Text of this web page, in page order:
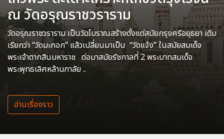
ณ วัดอรุณราชวราราม
วัดอรุณราชวราราม เป็นวัดโบราณสร้างตั้งแต่สมัยกรุงศรีอยุธยา เดิม
เรียกว่า “วัดมะกอก” แล้วเปลี่ยนมาเป็น “วัดแจ้ง” ในสมัยสมเด็จ
พระเจ้าตากสินมหาราช ต่อมาสมัยรัชกาลที่ 2 พระบาทสมเด็จ
พระพุทธเลิศหล้านภาลัย ..
อ่านเรื่องราว